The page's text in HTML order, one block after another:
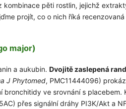
kombinace pěti rostlin, jejichž
projít, co o nich říká
major)
a aukubin. Dvojitě zaslepená
J Phytomed, PMC11444096)
bronchitidy ve srovnání s placebem.
přes signální dráhy PI3K/Akt a